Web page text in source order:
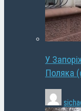
У
Поляка